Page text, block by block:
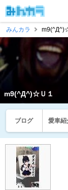
みんカラ
m9(^Д^)☆Ｕ１
ブログ 愛車紹